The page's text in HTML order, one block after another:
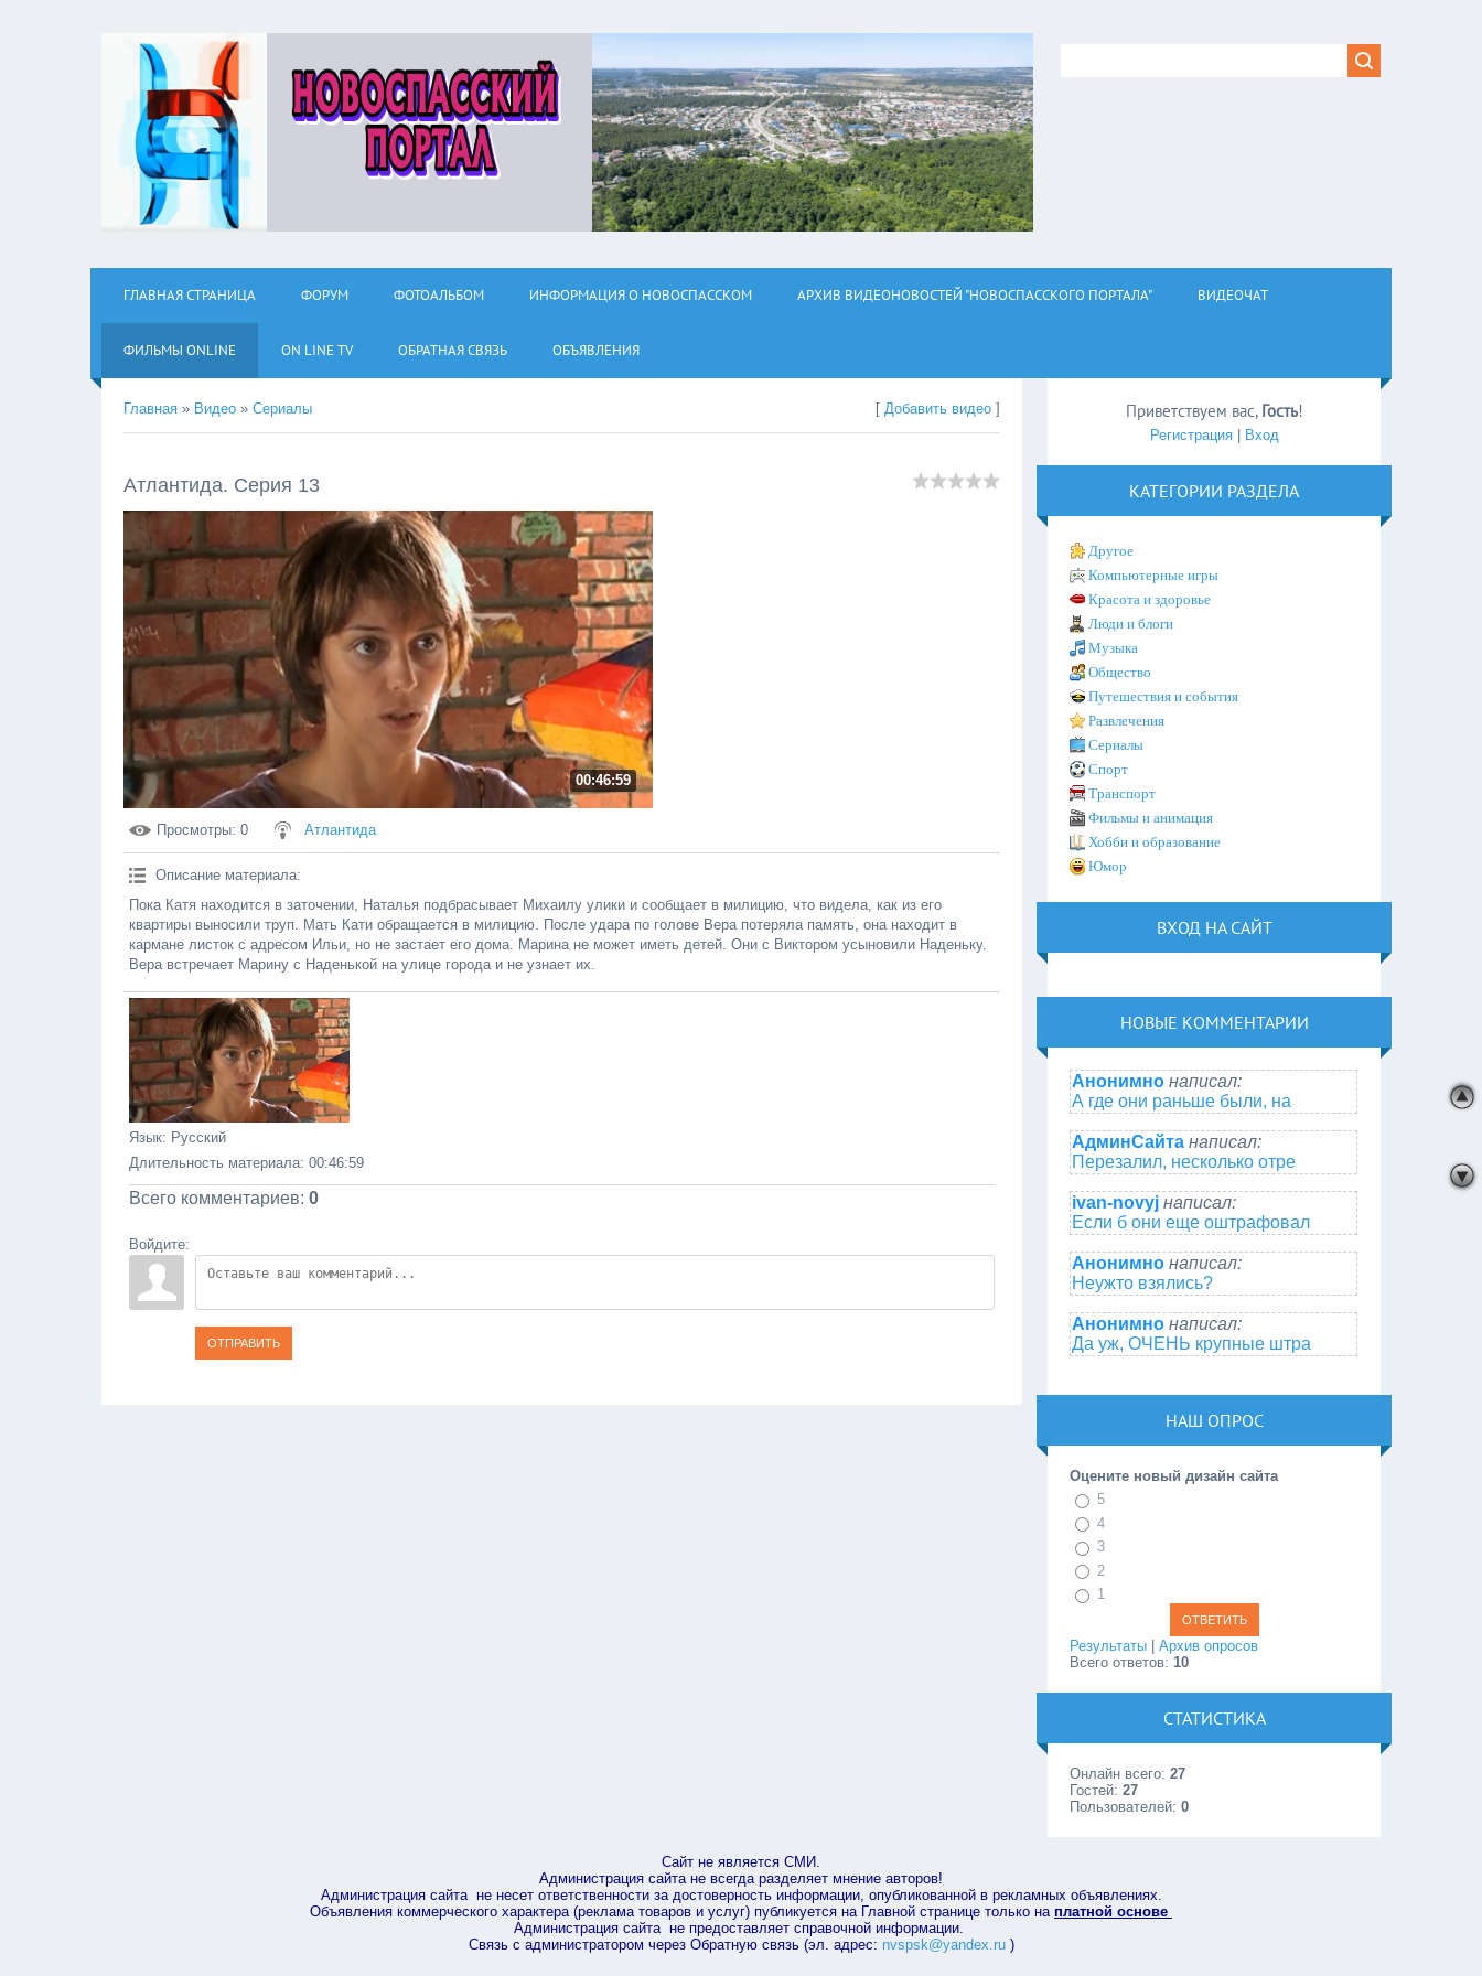
ГЛАВНАЯ СТРАНИЦА ФОРУМ ФОТОАЛЬБОМ ИНФОРМАЦИЯ О НОВОСПАССКОМ АРХИВ ВИДЕОНОВОСТЕЙ "НОВОСПАССКОГО ПОРТАЛА" ВИДЕОЧАТ
ФИЛЬМЫ ОNLINE ON LINE TV ОБРАТНАЯ СВЯЗЬ ОБЪЯВЛЕНИЯ
Главная » Видео » Сериалы [Добавить видео ]
Атлантида. Серия 13
00:46:59
Просмотры: 0 Атлантида
Описание материала:
Пока Катя находится в заточении, Наталья подбрасывает Михаилу улики и сообщает в милицию, что видела, как из его
квартиры выносили труп. Мать Кати обращается в милицию. После удара по голове Вера потеряла память, она находит в
кармане листок с адресом Ильи, но не застает его дома. Марина не может иметь детей. Они с Виктором усыновили Наденьку.
Вера встречает Марину с Наденькой на улице города и не узнает их.
Язык: Русский
Длительность материала: 00:46:59
Всего комментариев: 0
Войдите:
ОТПРАВИТЬ
Приветствуем вас, Гость!
Регистрация| Вход
КАТЕГОРИИ РАЗДЕЛА
Другое
Компьютерные игры
Красота и здоровье
Люди и блоги
Музыка
Общество
Путешествия и события
Развлечения
Сериалы
Спорт
Транспорт
Фильмы и анимация
Хобби и образование
Юмор
ВХОД НА САЙТ
НОВЫЕ КОММЕНТАРИИ
Анонимно написал:
А где они раньше были, на
АдминСайта написал:
Перезалил, несколько отре
ivan-novyj написал:
Если б они еще оштрафовал
Анонимно написал:
Неужто взялись?
Анонимно написал:
Да уж, ОЧЕНЬ крупные штра
НАШ ОПРОС
Оцените новый дизайн сайта
5
4
3
2
1
Результаты |Архив опросов
Всего ответов: 10
СТАТИСТИКА
Онлайн всего:27
Гостей:27
Пользователей:0
Сайт не является СМИ.
Администрация сайта не всегда разделяет мнение авторов!
Администрация сайта не несет ответственности за достоверность информации, опубликованной в рекламных объявлениях.
Объявления коммерческого характера (реклама товаров и услуг) публикуется на Главной странице только на платной основе
Администрация сайта не предоставляет справочной информации.
Связь с администратором через Обратную связь (эл. адрес: nvspsk@yandex.ru)